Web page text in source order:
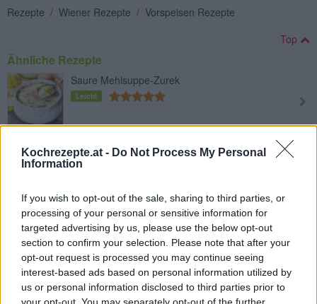
Kochrezepte.at - Do Not Process My Personal
Information
If you wish to opt-out of the sale, sharing to third parties, or
processing of your personal or sensitive information for
targeted advertising by us, please use the below opt-out
section to confirm your selection. Please note that after your
opt-out request is processed you may continue seeing
interest-based ads based on personal information utilized by
us or personal information disclosed to third parties prior to
Rezepte / Wiener Rezepte / Vorspeisen Rezepte
Top
Ähnliche Rezepte
Saure Mehlsuppe-Zurek
Leicht
Leicht
Dicke Brotsuppe
Leicht
Marokkanische Bohnensuppe
Bissara
Leicht